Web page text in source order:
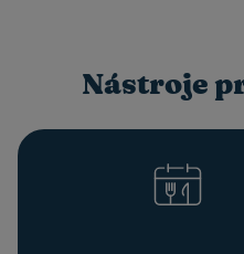
Nástroje